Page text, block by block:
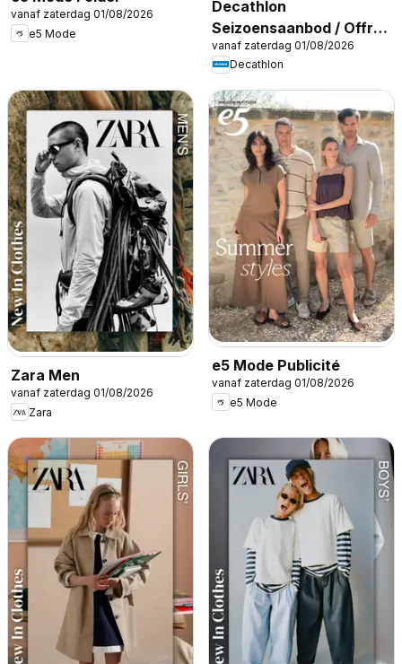
vanaf zaterdag 01/08/2026
e5 Mode
Decathlon
Seizoensaanbod / Offre
saisonnière
vanaf zaterdag 01/08/2026
Decathlon
Zara Men
vanaf zaterdag 01/08/2026
Zara
e5 Mode Publicité
vanaf zaterdag 01/08/2026
e5 Mode